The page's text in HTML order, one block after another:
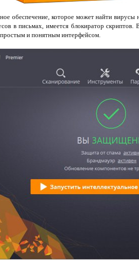
обеспечение, которое может найти
в письмах, имеется блокиратор
и понятным интерфейсом.